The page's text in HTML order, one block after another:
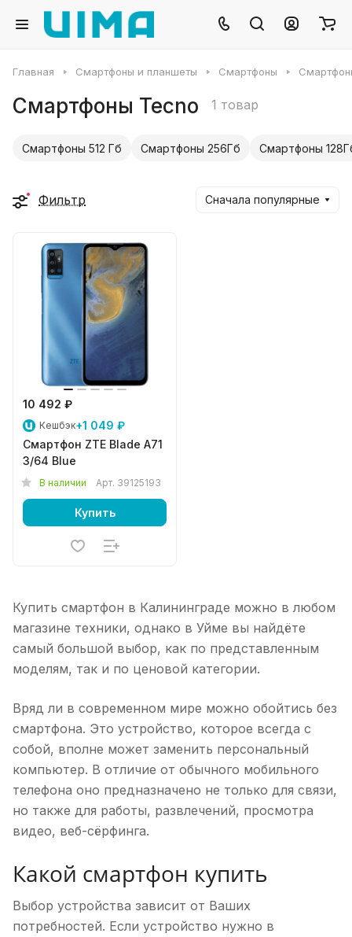
Главная Смартфоны и планшеты Смартфоны
Cмартфоны Tecno 1 товар
Смартфоны 512 Гб Смартфоны 256Гб Смартфоны
Фильтр Сначала популярные
10 492 ₽
Кешбэк+1 049 ₽
Смартфон ZTE Blade A71
3/64 Blue
В наличии Арт. 39125193
Купить
Купить смартфон в Калининграде можно в любом
магазине техники, однако в Уйме вы найдёте
самый большой выбор, как по представленным
моделям, так и по ценовой категории.
Вряд ли в современном мире можно обойтись без
смартфона. Это устройство, которое всегда с
собой, вполне может заменить персональный
компьютер. В отличие от обычного мобильного
телефона оно предназначено не только для связи,
но также для работы, развлечений, просмотра
видео, веб-сёрфинга.
Какой смартфон купить
Выбор устройства зависит от Ваших
потребностей. Если устройство нужно в